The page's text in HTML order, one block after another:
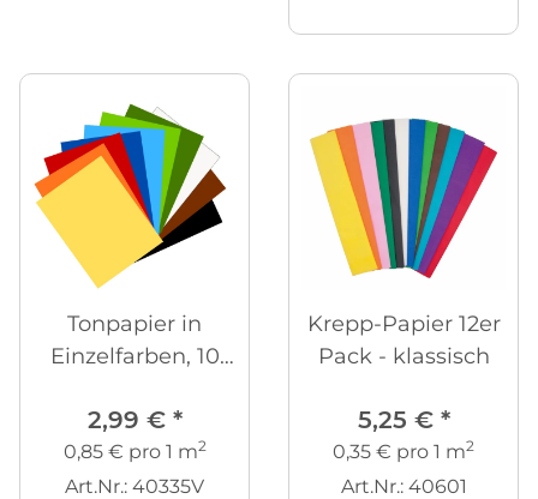
Tonpapier in
Einzelfarben, 10
130g/m²
2,99 € *
0,85 € pro 1 m2
Art.Nr.: 40335V
Krepp-Papier 12er
Pack - klassisch
5,25 € *
0,35 € pro 1 m2
Art.Nr.: 40601